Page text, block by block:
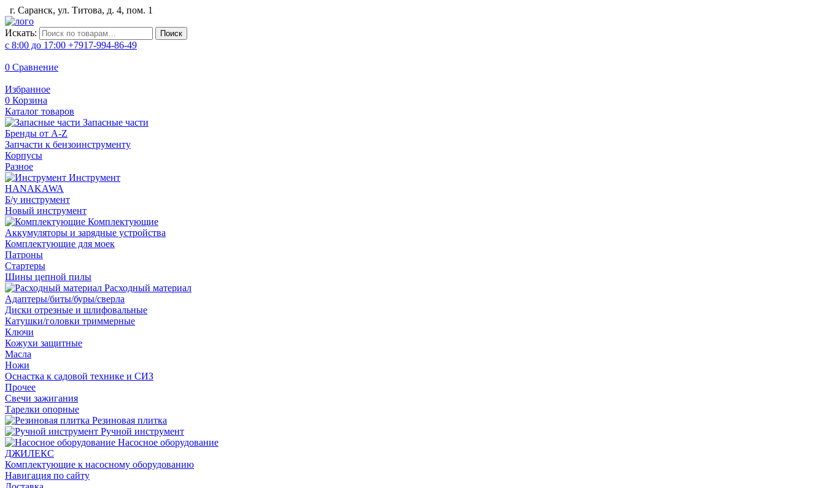
г. Саранск, ул. Титова, д. 4, пом. 1
Искать: Поиск
с 8:00 до 17:00 +7917-994-86-49
0 Сравнение
Избранное
0 Корзина
Каталог товаров
Запасные части
Бренды от A-Z
Запчасти к бензоинструменту
Корпусы
Разное
Инструмент
HANAKAWA
Б/у инструмент
Новый инструмент
Комплектующие
Аккумуляторы и зарядные устройства
Комплектующие для моек
Патроны
Стартеры
Шины цепной пилы
Расходный материал
Адаптеры/биты/буры/сверла
Диски отрезные и шлифовальные
Катушки/головки триммерные
Ключи
Кожухи защитные
Масла
Ножи
Оснастка к садовой технике и СИЗ
Прочее
Свечи зажигания
Тарелки опорные
Резиновая плитка
Ручной инструмент
Насосное оборудование
ДЖИЛЕКС
Комплектующие к насосному оборудованию
Навигация по сайту